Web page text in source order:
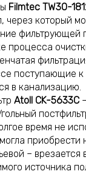
Filmtec TW30-
через который
фильтрующей
процесса
поступающие
в канализацию.
Atoll CK-5633C
время не
приобрести
–
источника